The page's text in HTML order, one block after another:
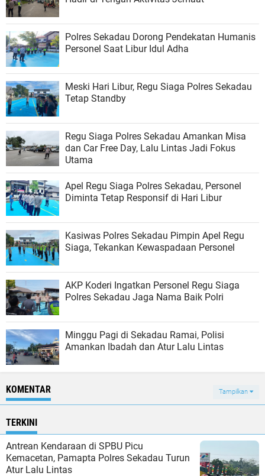
Polres Sekadau Dorong Pendekatan Humanis
Personel Saat Libur Idul Adha
Meski Hari Libur, Regu Siaga Polres Sekadau
Tetap Standby
Regu Siaga Polres Sekadau Amankan Misa
dan Car Free Day, Lalu Lintas Jadi Fokus
Utama
Apel Regu Siaga Polres Sekadau, Personel
Diminta Tetap Responsif di Hari Libur
Kasiwas Polres Sekadau Pimpin Apel Regu
Siaga, Tekankan Kewaspadaan Personel
AKP Koderi Ingatkan Personel Regu Siaga
Polres Sekadau Jaga Nama Baik Polri
Minggu Pagi di Sekadau Ramai, Polisi
Amankan Ibadah dan Atur Lalu Lintas
KOMENTAR Tampilkan
TERKINI
Antrean Kendaraan di SPBU Picu
Kemacetan, Pamapta Polres Sekadau Turun
Atur Lalu Lintas